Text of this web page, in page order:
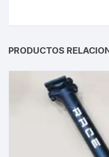
PRODUCTOS